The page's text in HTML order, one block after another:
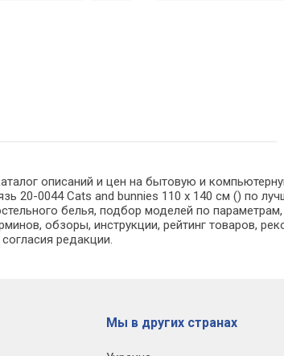
описаний и цен на бытовую и
20-0044 Cats and bunnies 110 x 140 см () по
белья, подбор моделей по
обзоры, инструкции, рейтинг товаров,
редакции.
Мы в других странах